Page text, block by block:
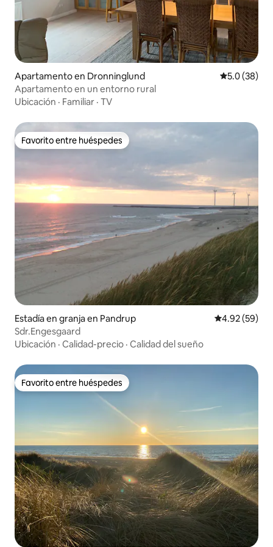
Apartamento en Dronninglund Calificación
5.0 (38)
Apartamento en un entorno rural
Ubicación · Familiar · TV
Favorito entre huéspedes
Favorito entre huéspedes
Estadía en granja en Pandrup Calificación
4.92 (59)
Sdr.Engesgaard
Ubicación · Calidad-precio · Calidad del sueño
Favorito entre huéspedes
Favorito entre huéspedes